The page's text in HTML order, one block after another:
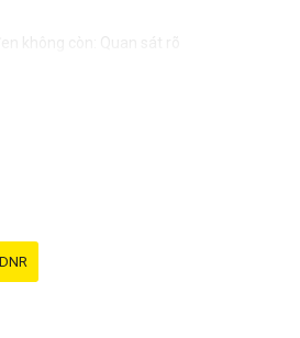
không còn: Quan sát rõ
điện thoại.
đừng ngần ngại để lại lời